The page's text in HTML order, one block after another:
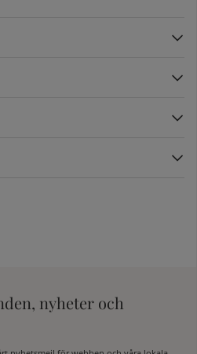
nyheter och